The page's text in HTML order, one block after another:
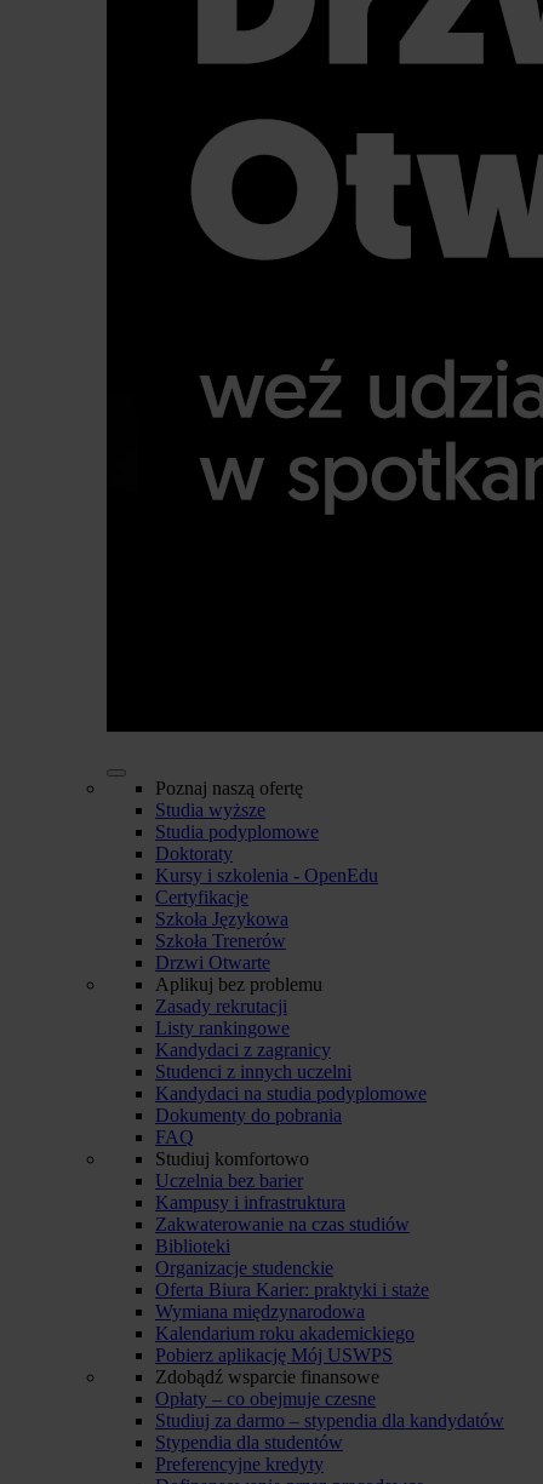
Poznaj naszą ofertę
Studia wyższe
Studia podyplomowe
Doktoraty
Kursy i szkolenia - OpenEdu
Certyfikacje
Szkoła Językowa
Szkoła Trenerów
Drzwi Otwarte
Aplikuj bez problemu
Zasady rekrutacji
Listy rankingowe
Kandydaci z zagranicy
Studenci z innych uczelni
Kandydaci na studia podyplomowe
Dokumenty do pobrania
FAQ
Studiuj komfortowo
Uczelnia bez barier
Kampusy i infrastruktura
Zakwaterowanie na czas studiów
Biblioteki
Organizacje studenckie
Oferta Biura Karier: praktyki i staże
Wymiana międzynarodowa
Kalendarium roku akademickiego
Pobierz aplikację Mój USWPS
Zdobądź wsparcie finansowe
Opłaty – co obejmuje czesne
Studiuj za darmo – stypendia dla kandydatów
Stypendia dla studentów
Preferencyjne kredyty